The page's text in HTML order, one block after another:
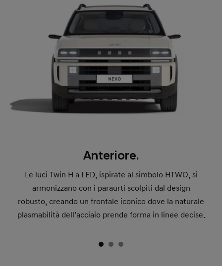
Anteriore.
Le luci Twin H a LED, ispirate al simbolo HTWO, si
armonizzano con i paraurti scolpiti dal design
robusto, creando un frontale iconico dove la naturale
plasmabilità dell’acciaio prende forma in linee decise.